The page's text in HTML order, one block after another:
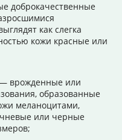
доброкачественные
как слегка
кожи красные или
врожденные или
образованные
меланоцитами,
или черные